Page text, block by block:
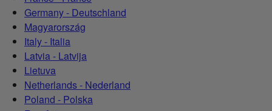
Germany - Deutschland
Magyarország
Italy - Italia
Latvia - Latvija
Lietuva
Netherlands - Nederland
Poland - Polska